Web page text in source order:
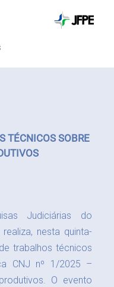
TÉCNICOS SOBRE
Judiciárias do
nesta quinta-
trabalhos técnicos
CNJ nº 1/2025 –
O evento